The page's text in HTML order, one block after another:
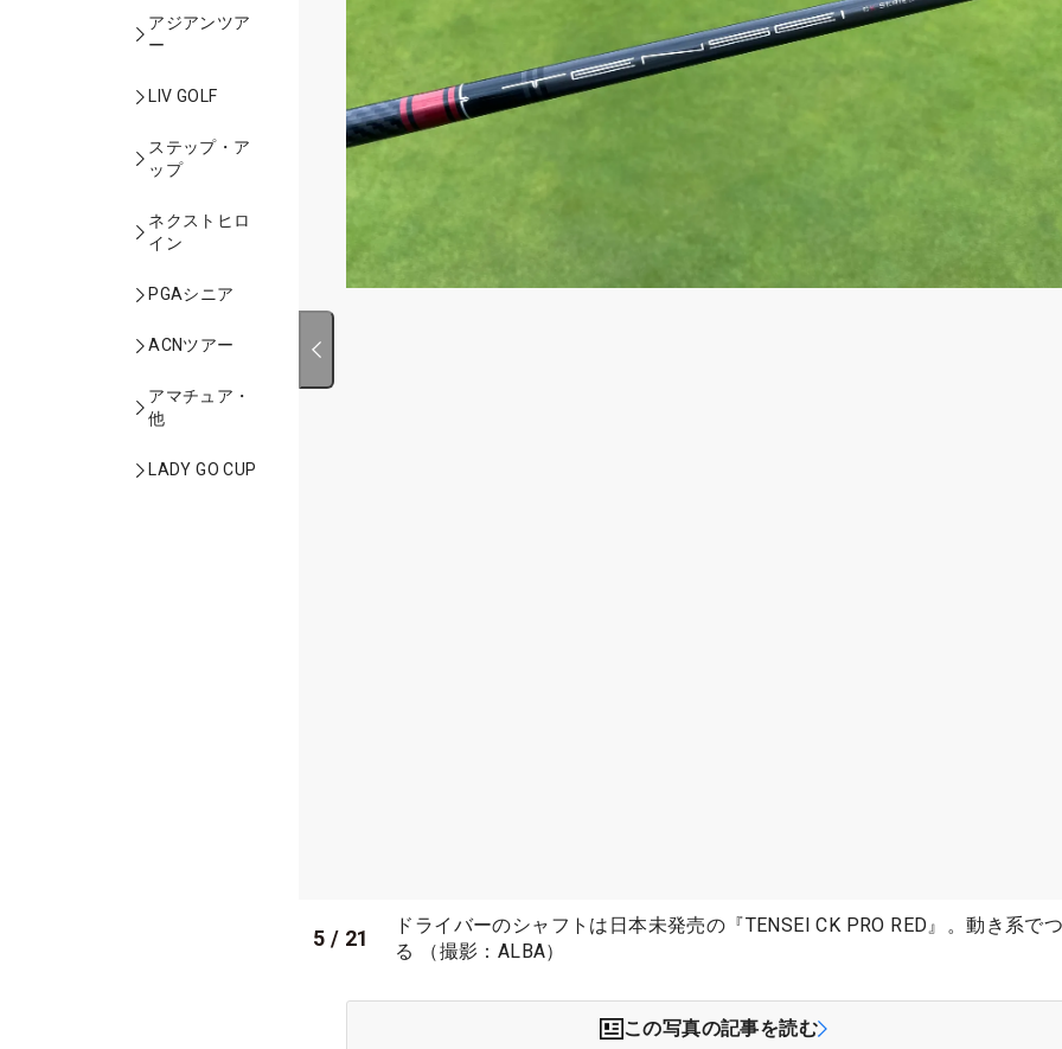
アジアンツア
ー
LIV GOLF
ステップ・ア
ップ
ネクストヒロ
イン
PGAシニア
ACNツアー
アマチュア・
他
LADY GO CUP
5 / 21
ドライバーのシャフトは日本未発売の『TENSEI CK PRO RED』。動き系で
る （撮影：ALBA）
この写真の記事を読む